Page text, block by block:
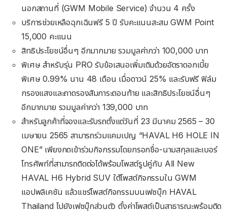
นอกสถานที่ (GWM Mobile Service) จำนวน 4 ครั้ง
บริการช่วยเหลือฉุกเฉินฟรี 5 ปี รับคะแนนสะสม GWM Point
15,000 คะแนน
สิทธิประโยชน์อื่นๆ อีกมากมาย รวมมูลค่ากว่า 100,000 บาท
พิเศษ สำหรับรุ่น PRO รับข้อเสนอเพิ่มเติมด้วยอัตราดอกเบี้ย
พิเศษ 0.99% นาน 48 เดือน เมื่อดาวน์ 25% และรับฟรี ฟิล์ม
กรองแสงและถาดรองสัมภาระตอนท้าย และสิทธิประโยชน์อื่นๆ
อีกมากมาย รวมมูลค่ากว่า 139,000 บาท
สำหรับลูกค้าที่จองและรับรถตั้งแต่วันที่ 23 มีนาคม 2565 – 30
เมษายน 2565 สามารถร่วมแคมเปญ “HAVAL H6 HOLE IN
ONE” เพียงกดเข้าร่วมกิจกรรมโดยกรอกชื่อ-นามสกุลและเบอร์
โทรศัพท์ที่สามารถติดต่อได้พร้อมโพสต์รูปคู่กับ All New
HAVAL H6 Hybrid SUV ใต้โพสต์กิจกรรมใน GWM
แอปพลิเคชัน แล้วแชร์โพสต์กิจกรรมบนเฟซบุ๊ก HAVAL
Thailand ไปยังเฟซบุ๊กส่วนตัว ตั้งค่าโพสต์เป็นสาธารณะพร้อมติด